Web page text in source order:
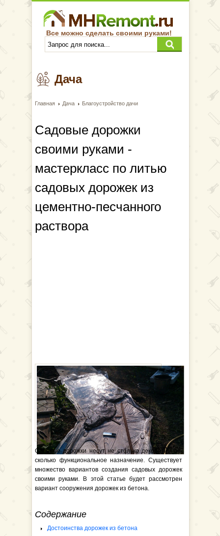
Дача
Главная Дача Благоустройство дачи
Садовые дорожки
своими руками -
мастеркласс по литью
садовых дорожек из
цементно-песчанного
раствора
Садовые дорожки несут не столько декоративное,
сколько функциональное назначение. Существует
множество вариантов создания садовых дорожек
своими руками. В этой статье будет рассмотрен
вариант сооружения дорожек из бетона.
Содержание
Достоинства дорожек из бетона
Все можно сделать своими руками!